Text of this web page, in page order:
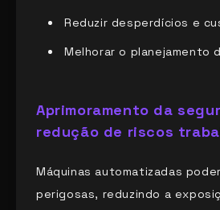
Reduzir desperdícios e
Melhorar o planejamento
Aprimoramento da
redução de riscos
Máquinas automatizadas
perigosas, reduzindo a